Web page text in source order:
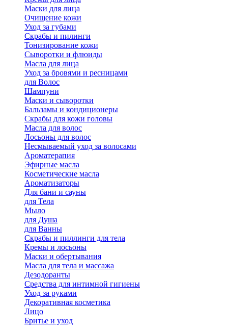
Маски для лица
Очищение кожи
Уход за губами
Скрабы и пилинги
Тонизирование кожи
Сыворотки и флюиды
Масла для лица
Уход за бровями и ресницами
для Волос
Шампуни
Маски и сыворотки
Бальзамы и кондиционеры
Скрабы для кожи головы
Масла для волос
Лосьоны для волос
Несмываемый уход за волосами
Ароматерапия
Эфирные масла
Косметические масла
Ароматизаторы
Для бани и сауны
для Тела
Мыло
для Душа
для Ванны
Скрабы и пиллинги для тела
Кремы и лосьоны
Маски и обертывания
Масла для тела и массажа
Дезодоранты
Средства для интимной гигиены
Уход за руками
Декоративная косметика
Лицо
Бритье и уход